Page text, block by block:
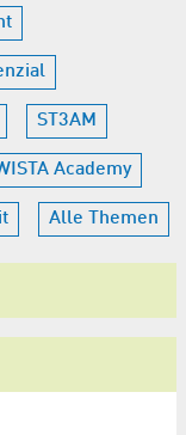
ST3AM
Academy
Alle Themen